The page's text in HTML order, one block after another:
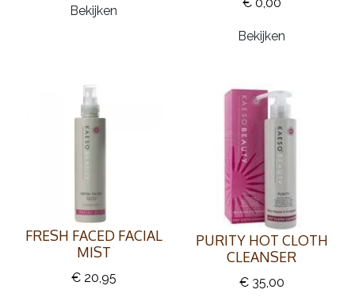
Bekijken
Bekijken
FRESH FACED FACIAL
MIST
€ 20,95
PURITY HOT CLOTH
CLEANSER
€ 35,00